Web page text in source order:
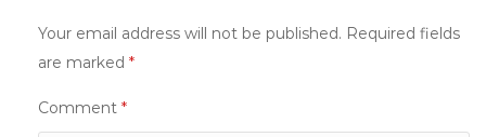
Your email address will not be published. Required fields
are marked *
Comment *